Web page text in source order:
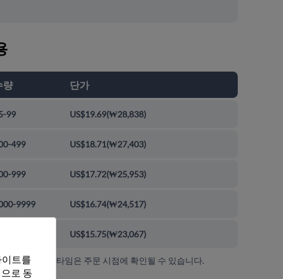
량 단가
99 US$19.69(₩28,838)
499 US$18.71(₩27,403)
999 US$17.72(₩25,953)
9999 US$16.74(₩24,517)
US$15.75(₩23,067)
용성 및 리드 타임은 주문 시점에 확인될 수 있습니다.
트를
로 동